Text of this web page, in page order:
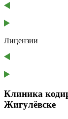
Лицензии
Клиника
Жигулёвске